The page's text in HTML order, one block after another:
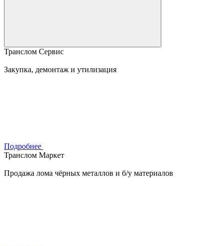
Транслом Сервис
Закупка, демонтаж и утилизация
Подробнее
Транслом Маркет
Продажа лома чёрных металлов и б/у материалов